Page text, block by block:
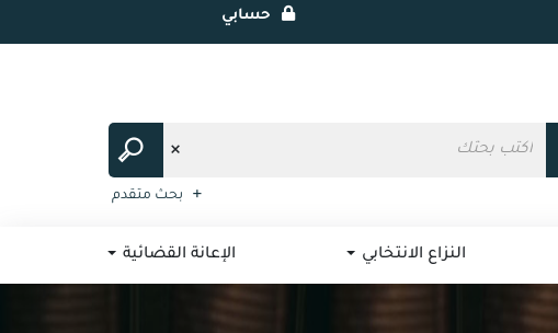
حسابي
بحث متقدم
النزاع الانتخابي الإعانة القضائية